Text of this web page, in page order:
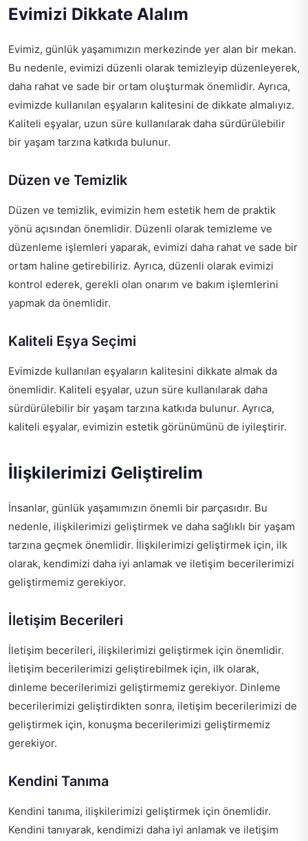
Evimizi Dikkate Alalım
Evimiz, günlük yaşamımızın merkezinde yer alan bir mekan.
Bu nedenle, evimizi düzenli olarak temizleyip düzenleyerek,
daha rahat ve sade bir ortam oluşturmak önemlidir. Ayrıca,
evimizde kullanılan eşyaların kalitesini de dikkate almalıyız.
Kaliteli eşyalar, uzun süre kullanılarak daha sürdürülebilir
bir yaşam tarzına katkıda bulunur.
Düzen ve Temizlik
Düzen ve temizlik, evimizin hem estetik hem de praktik
yönü açısından önemlidir. Düzenli olarak temizleme ve
düzenleme işlemleri yaparak, evimizi daha rahat ve sade bir
ortam haline getirebiliriz. Ayrıca, düzenli olarak evimizi
kontrol ederek, gerekli olan onarım ve bakım işlemlerini
yapmak da önemlidir.
Kaliteli Eşya Seçimi
Evimizde kullanılan eşyaların kalitesini dikkate almak da
önemlidir. Kaliteli eşyalar, uzun süre kullanılarak daha
sürdürülebilir bir yaşam tarzına katkıda bulunur. Ayrıca,
kaliteli eşyalar, evimizin estetik görünümünü de iyileştirir.
İlişkilerimizi Geliştirelim
İnsanlar, günlük yaşamımızın önemli bir parçasıdır. Bu
nedenle, ilişkilerimizi geliştirmek ve daha sağlıklı bir yaşam
tarzına geçmek önemlidir. İlişkilerimizi geliştirmek için, ilk
olarak, kendimizi daha iyi anlamak ve iletişim becerilerimizi
geliştirmemiz gerekiyor.
İletişim Becerileri
İletişim becerileri, ilişkilerimizi geliştirmek için önemlidir.
İletişim becerilerimizi geliştirebilmek için, ilk olarak,
dinleme becerilerimizi geliştirmemiz gerekiyor. Dinleme
becerilerimizi geliştirdikten sonra, iletişim becerilerimizi de
geliştirmek için, konuşma becerilerimizi geliştirmemiz
gerekiyor.
Kendini Tanıma
Kendini tanıma, ilişkilerimizi geliştirmek için önemlidir.
Kendini tanıyarak, kendimizi daha iyi anlamak ve iletişim